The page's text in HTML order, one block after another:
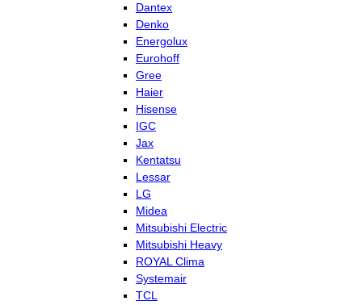
Dantex
Denko
Energolux
Eurohoff
Gree
Haier
Hisense
IGC
Jax
Kentatsu
Lessar
LG
Midea
Mitsubishi Electric
Mitsubishi Heavy
ROYAL Clima
Systemair
TCL